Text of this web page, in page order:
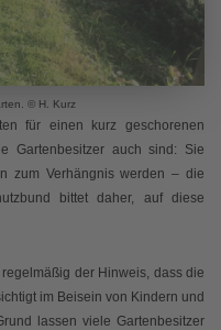
© H. Kurz
für einen kurz geschorenen
Gartenbesitzer auch sind: Sie
zum Verhängnis werden – die
bittet daher, auf diese
der Hinweis, dass die
im Beisein von Kindern und
lassen viele Gartenbesitzer